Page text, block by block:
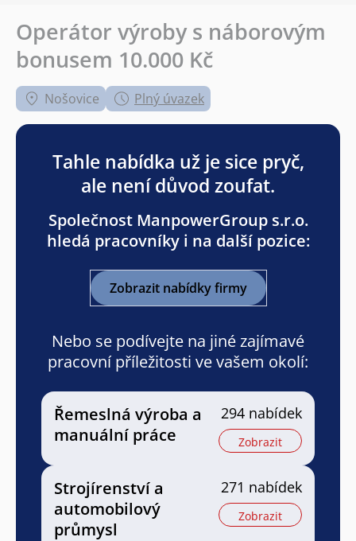
Operátor výroby s náborovým
bonusem 10.000 Kč
Nošovice Plný úvazek
Tahle nabídka už je sice pryč,
ale není důvod zoufat.
Společnost ManpowerGroup s.r.o.
hledá pracovníky i na další pozice:
Zobrazit nabídky firmy
Nebo se podívejte na jiné zajímavé
pracovní příležitosti ve vašem okolí:
Řemeslná výroba a
manuální práce
294 nabídek
Zobrazit
Strojírenství a
automobilový
průmysl
271 nabídek
Zobrazit